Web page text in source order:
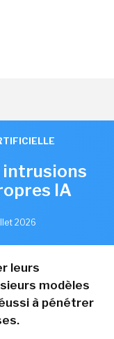
intrusions
IA
2026
leurs
modèles
à pénétrer